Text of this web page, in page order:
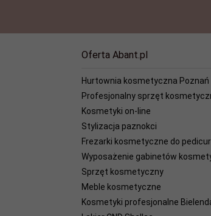
Oferta Abant.pl
Hurtownia kosmetyczna Poznań
Profesjonalny sprzęt
Kosmetyki on-line
Stylizacja paznokci
Frezarki kosmetyczne do
Wyposażenie gabinetów
Sprzęt kosmetyczny
Meble kosmetyczne
Kosmetyki profesjonalne